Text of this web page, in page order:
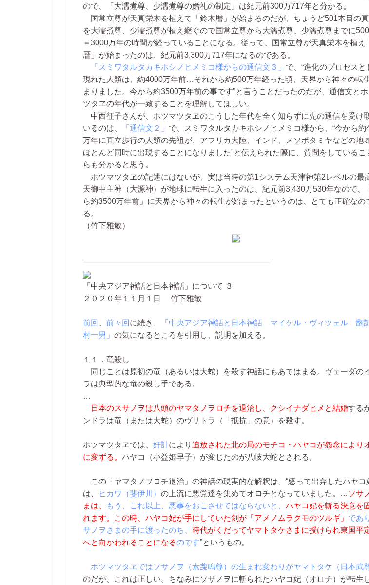
ので、「大濡煮尊、少濡煮尊の婚礼の制定」は紀元前300万717年と分かる。
国常立尊が天真栄木を植えて「鈴木暦」が始まるのだが、ちょうど501本目の
を大濡煮尊、少濡煮尊が植え継ぐので国常立尊から大濡煮尊、少濡煮尊までに
＝3000万年の時間が経っていることになる。従って、国常立尊が天真栄木を植え
暦」が始まったのは、紀元前3,300万717年になるのである。
「スミワタルタカキホシノヒメミコ様からの通信文３」 で、“進化のプロセスと
現れた人類は、約4000万年前…それから約500万年経った頃、天界から神々の転
まりました。今から約3500万年前の事です”と言うことだったのだが、通信文と
ツタヱの年代が一致することを理解してほしい。
中西征子さんが、ホツマツタヱのこうした年代を全く知らずに先の通信を受け
いるのは、
「通信文２」 で、スミワタルタカキホシノヒメミコ様から、“今から約
万年に直立歩行の人類の先祖が、アフリカ大陸、インド、メソポタミヤなどの地
ほとんど同時に出現することになりました”と伝えられた際に、質問をしているこ
らも分かると思う。
ホツマツタヱの記述にはないが、実は当時の第1システム天津神第2レベルの最
天御中主神（大源神）が地球に転生に入ったのは、紀元前3,430万530年なので、
ら約3500万年前」に天界から神々の転生が始まったというのは、とても正確なの
る。
（竹下雅敏）
————————————————————————
「中央アジア神話と日本神話」について ３
２０２０年１１月１日 竹下雅敏
前回 前々回 に続き、
「中央アジア神話と日本神話 マイケル・ヴィツェル 翻
村一男」 の気になるところを引用し、説明を加える。
１１．竜殺し
同じことは原初の竜（あるいは大蛇）を殺す神話にもあてはまる。ヴェーダの
ラは典型的な竜の殺し手である。
…
日本のスサノヲは八頭のヤマタノヲロチを退治し、クシイナダヒメと結婚する
ンドラは竜（または大蛇）のヴリトラ（「抵抗」の意）を殺す。
ホツマツタヱでは、 奸計により 追放された北の局のモチコ・ハヤコが怨念により
に変ずる。 ハヤコ（小益姫早子）が変じたのが八岐大蛇とされる。
この「ヤマタノヲロチ退治」の神話の現実的な解釈は、“怒って出奔したハヤコ
は、
ヒカワ（斐伊川） の上流に悪党達を集めてオロチとなっていました。… ソサ
まは、
もう、これ以上、悪事をおこさせてはならないと、 ハヤコ妃を斬る決意を
れます。この時、ハヤコ妃が手にしていた剣が「アメノムラクモのツルギ」 であ
サノヲさまの手に渡ったのち、 時代がくだってヤマトタケさまに授けられ東国平
へと向かわれることになるのです”というもの。
ホツマツタヱではソサノヲ（素戔嗚尊）の生まれ変わりがヤマトタケ（日本武尊
のだが、これは正しい。ちなみにソサノヲに斬られたハヤコ妃（オロチ）が転生